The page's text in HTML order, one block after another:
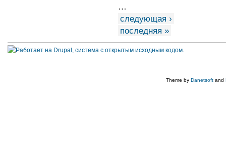
…
следующая ›
последняя »
Theme by Danetsoft and